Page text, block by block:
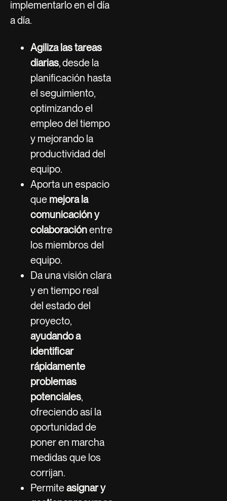
implementarlo en el día
a día.
Agiliza las tareas
diarias, desde la
planificación hasta
el seguimiento,
optimizando el
empleo del tiempo
y mejorando la
productividad del
equipo.
Aporta un espacio
que mejora la
comunicación y
colaboraciónentre
los miembros del
equipo.
Da una visión clara
y en tiempo real
del estado del
proyecto,
ayudando a
identificar
rápidamente
problemas
potenciales,
ofreciendo así la
oportunidad de
poner en marcha
medidas que los
corrijan.
Permiteasignar y